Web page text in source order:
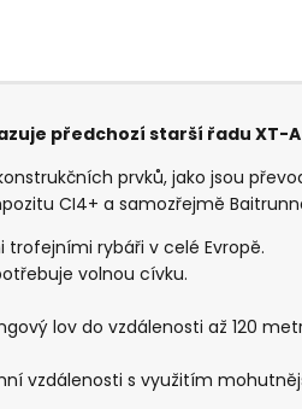
předchozí starší řadu XT-A
prvků, jako jsou
CI4+ a samozřejmě
rybáři v celé Evropě.
volnou cívku.
lov do vzdálenosti až 120
vzdálenosti s využitím